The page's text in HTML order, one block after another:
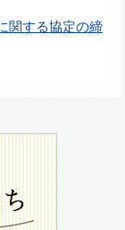
関する協定の締